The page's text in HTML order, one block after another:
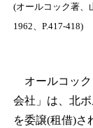
(オールコック著、
1962、P.417-418)
オールコック
会社」は、北
を委譲(租借)さ